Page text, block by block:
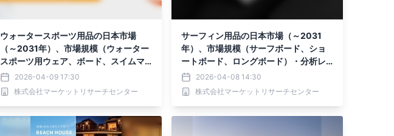
ウォータースポーツ用品の日本市場
（～2031年）、市場規模（ウォーター
スポーツ用ウェア、ボード、スイムマ
スク＆ゴーグル）・分析レポートを発
表
2026-04-09 17:30
株式会社マーケットリサーチセンター
サーフィン用品の日本市場（～2031
年）、市場規模（サーフボード、ショ
ートボード、ロングボード）・分析レ
ポートを発表
2026-04-08 14:30
株式会社マーケットリサーチセンター